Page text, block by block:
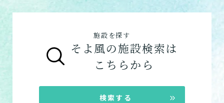
サービス付き高齢者向け住宅の特徴
シニア向けマンションの特徴
健康型有料老人ホーム
サービス付き高齢者向け住宅
グループホーム
施設を探す
そよ風の施設検索は
こちらから
検索する